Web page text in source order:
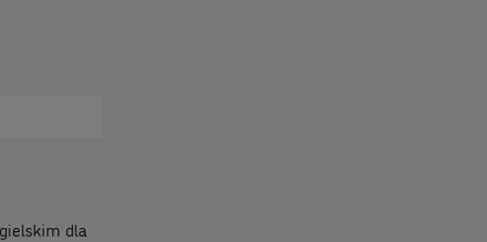
dla